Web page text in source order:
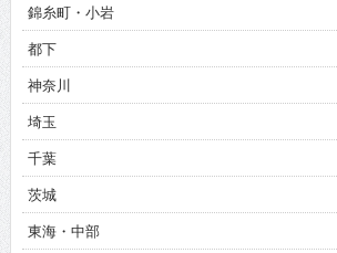
錦糸町・小岩
都下
神奈川
埼玉
千葉
茨城
東海・中部